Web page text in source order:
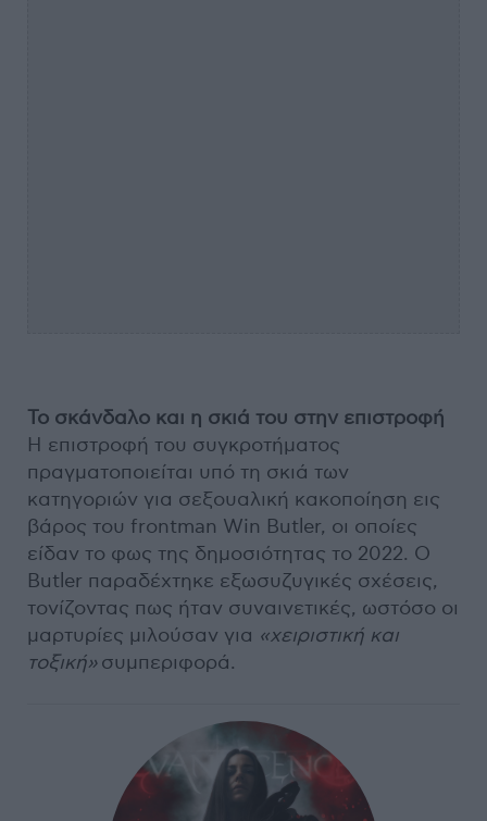
Το σκάνδαλο και η σκιά του στην επιστροφή
Η επιστροφή του συγκροτήματος
πραγματοποιείται υπό τη σκιά των
κατηγοριών για σεξουαλική κακοποίηση εις
βάρος του frontman Win Butler, οι οποίες
είδαν το φως της δημοσιότητας το 2022. Ο
Butler παραδέχτηκε εξωσυζυγικές σχέσεις,
τονίζοντας πως ήταν συναινετικές, ωστόσο οι
μαρτυρίες μιλούσαν για «χειριστική και
τοξική»συμπεριφορά.